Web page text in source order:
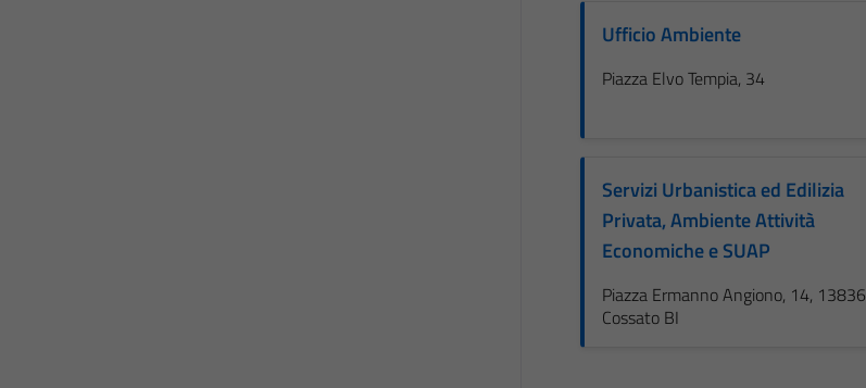
Ufficio Ambiente
Piazza Elvo Tempia, 34
Servizi Urbanistica ed Edilizia
Privata, Ambiente Attività
Economiche e SUAP
Piazza Ermanno Angiono, 14, 13836
Cossato BI